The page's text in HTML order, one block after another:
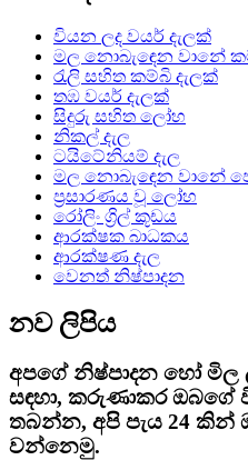
වියන ලද වයර් දැලක්
මල නොබැඳෙන වානේ
රැලි සහිත කම්බි දැලක්
තඹ වයර් දැලක්
සිදුරු සහිත ලෝහ
නිකල් දැල
ටයිටේනියම් දැල
මල නොබැඳෙන වානේ
ප්‍රසාරණය වූ ලෝහ
රෝලිං ග්‍රිල් කූඩය
ආරක්ෂක බාධකය
ආරක්ෂණ දැල
වෙනත් නිෂ්පාදන
නව ලිපිය
අපගේ නිෂ්පාදන හෝ මිල
සඳහා, කරුණාකර ඔබගේ
තබන්න, අපි පැය 24
වන්නෙමු.